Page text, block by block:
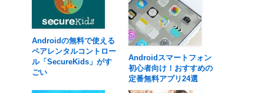
Androidの無料で使える
ペアレンタルコントロー
ル「SecureKids」がす
ごい
Androidスマートフォン
初心者向け！おすすめの
定番無料アプリ24選